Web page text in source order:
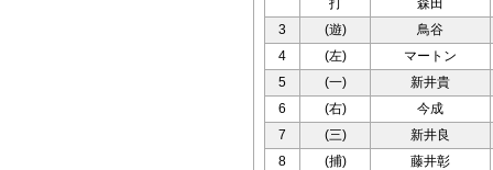
打
森田
3
(遊)
鳥谷
4
(左)
マートン
5
(一)
新井貴
6
(右)
今成
7
(三)
新井良
8
(捕)
藤井彰